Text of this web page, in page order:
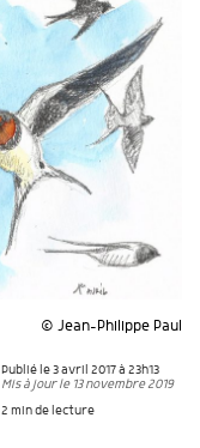
© Jean-Philippe Paul
Publié le 3 avril 2017 à 23h13
Mis à jour le 13 novembre 2019
2 min de lecture